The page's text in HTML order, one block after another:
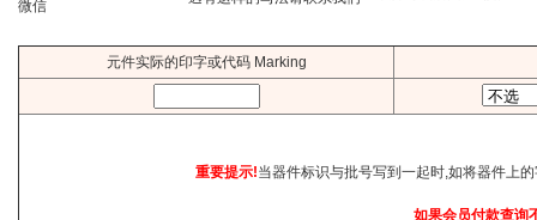
微信
元件实际的印字或代码 Marking
重要提示!当器件标识与批号写到一起时,如将器件上
如果会员付款查询